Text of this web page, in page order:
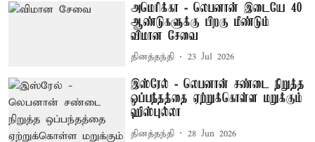
அமெரிக்கா - லெபனான் இடையே 40
ஆண்டுகளுக்கு பிறகு மீண்டும்
விமான சேவை
தினத்தந்தி 23 Jul 2026
இஸ்ரேல் - லெபனான் சண்டை நிறுத்த
ஒப்பந்தத்தை ஏற்றுக்கொள்ள மறுக்கும்
ஹிஸ்புல்லா
தினத்தந்தி 28 Jun 2026